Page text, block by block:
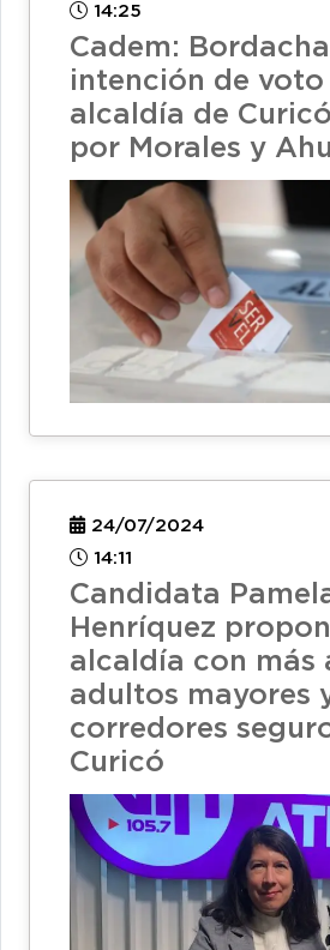
14:25
Cadem:
intención de voto
alcaldía de
por Morales y
24/07/2024
14:11
Candidata
Henríquez
alcaldía con más
adultos mayores
corredores
Curicó